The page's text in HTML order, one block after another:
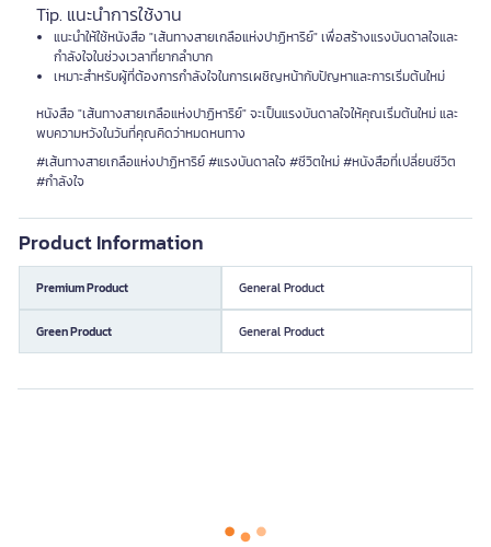
Tip. แนะนำการใช้งาน
แนะนำให้ใช้หนังสือ "เส้นทางสายเกลือแห่งปาฏิหาริย์" เพื่อสร้างแรงบันดาลใจและ
กำลังใจในช่วงเวลาที่ยากลำบาก
เหมาะสำหรับผู้ที่ต้องการกำลังใจในการเผชิญหน้ากับปัญหาและการเริ่มต้นใหม่
หนังสือ "เส้นทางสายเกลือแห่งปาฏิหาริย์" จะเป็นแรงบันดาลใจให้คุณเริ่มต้นใหม่ และ
พบความหวังในวันที่คุณคิดว่าหมดหนทาง
#เส้นทางสายเกลือแห่งปาฏิหาริย์ #แรงบันดาลใจ #ชีวิตใหม่ #หนังสือที่เปลี่ยนชีวิต
#กำลังใจ
Product Information
Premium Product General Product
Green Product General Product